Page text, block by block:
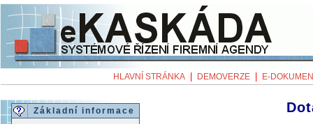
HLAVNÍ STRÁNKA DEMOVERZE E-
Základní informace